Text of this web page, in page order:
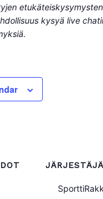
kysyä live
JÄRJESTÄJÄ